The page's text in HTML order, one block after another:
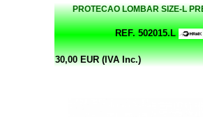
PROTECAO LOMBAR SIZE-L
REF. 502015.L
30,00 EUR (IVA Inc.)